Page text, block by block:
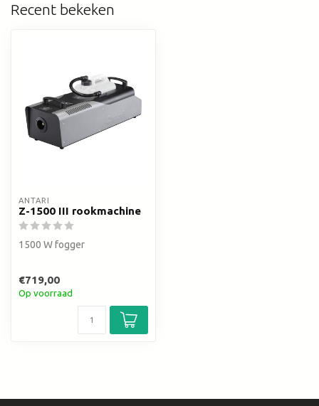
Recent bekeken
ANTARI
Z-1500 III rookmachine
1500 W fogger
€719,00
Op voorraad